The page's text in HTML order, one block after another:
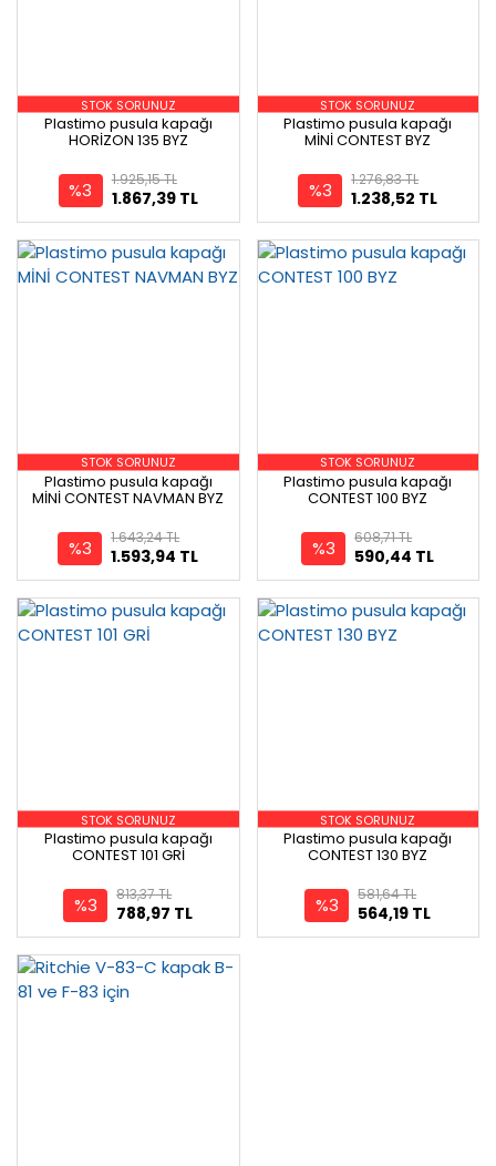
STOK SORUNUZ
Plastimo pusula kapağı
HORİZON 135 BYZ
%3 1.867,39 TL
1.925,15 TL
STOK SORUNUZ
Plastimo pusula kapağı
MİNİ CONTEST BYZ
%3 1.238,52 TL
1.276,83 TL
STOK SORUNUZ
Plastimo pusula kapağı
MİNİ CONTEST NAVMAN BYZ
%3 1.593,94 TL
1.643,24 TL
STOK SORUNUZ
Plastimo pusula kapağı
CONTEST 100 BYZ
%3 590,44 TL
608,71 TL
STOK SORUNUZ
Plastimo pusula kapağı
CONTEST 101 GRİ
%3 788,97 TL
813,37 TL
STOK SORUNUZ
Plastimo pusula kapağı
CONTEST 130 BYZ
%3 564,19 TL
581,64 TL